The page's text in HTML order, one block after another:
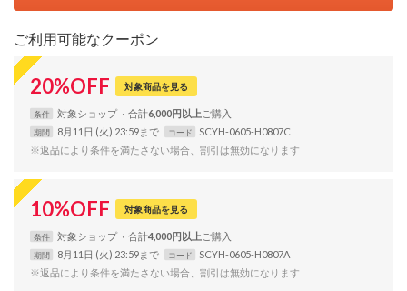
ご利用可能なクーポン
20%OFF 対象商品を見る
条件 対象ショップ 合計6,000円以上
期間 8月11日 (火) 23:59まで コード
SCYH-0605-H0807C
※返品により条件を満たさない場合、割引は無効になります
10%OFF 対象商品を見る
条件 対象ショップ 合計4,000円以上
期間 8月11日 (火) 23:59まで コード
SCYH-0605-H0807A
※返品により条件を満たさない場合、割引は無効になります